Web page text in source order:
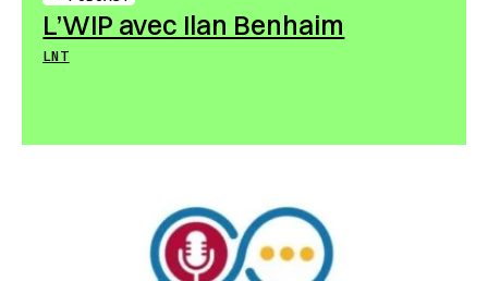
L’WIP avec Ilan Benhaim
LNT